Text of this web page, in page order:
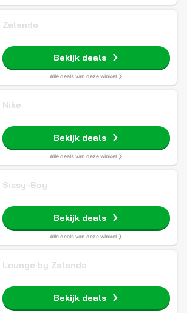
Zalando
Bekijk deals
Alle deals van deze winkel
Nike
Bekijk deals
Alle deals van deze winkel
Sissy-Boy
Bekijk deals
Alle deals van deze winkel
Lounge by Zalando
Bekijk deals